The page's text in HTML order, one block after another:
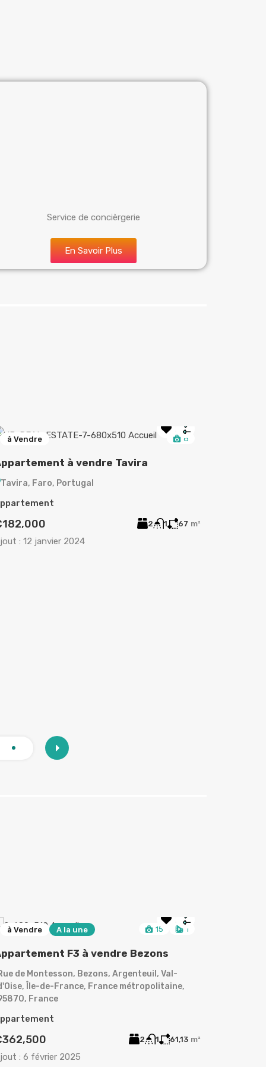
Service de concièrgerie
En Savoir Plus
à Vendre 8
à vendre Tavira
Tavira, Faro, Portugal
2 1 67 m²
: 12 janvier 2024
à Vendre A la une 15 1
F3 à vendre Bezons
de Montesson, Bezons, Argenteuil, Val-
Île-de-France, France métropolitaine,
France
2 1 61,13 m²
: 6 février 2025